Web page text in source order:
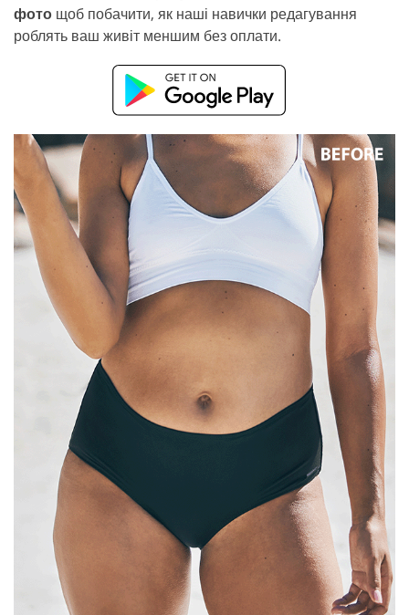
фото щоб побачити, як наші навички редагування
роблять ваш живіт меншим без оплати.